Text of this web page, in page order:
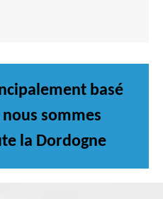
basé
sommes
la Dordogne